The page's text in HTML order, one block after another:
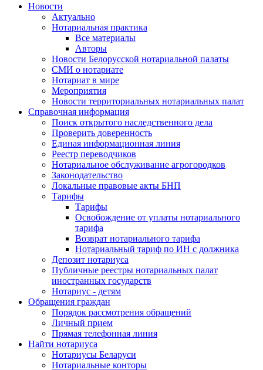
Новости
Актуально
Нотариальная практика
Все материалы
Авторы
Новости Белорусской нотариальной палаты
СМИ о нотариате
Нотариат в мире
Мероприятия
Новости территориальных нотариальных палат
Справочная информация
Поиск открытого наследственного дела
Проверить доверенность
Единая информационная линия
Реестр переводчиков
Нотариальное обслуживание агрогородков
Законодательство
Локальные правовые акты БНП
Тарифы
Тарифы
Освобождение от уплаты нотариального
тарифа
Возврат нотариального тарифа
Нотариальный тариф по ИН с должника
Депозит нотариуса
Публичные реестры нотариальных палат
иностранных государств
Нотариус - детям
Обращения граждан
Порядок рассмотрения обращений
Личный прием
Прямая телефонная линия
Найти нотариуса
Нотариусы Беларуси
Нотариальные конторы